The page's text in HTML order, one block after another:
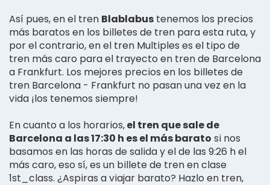
Así pues, en el tren Blablabus tenemos los precios
más baratos en los billetes de tren para esta ruta, y
por el contrario, en el tren Multiples es el tipo de
tren más caro para el trayecto en tren de Barcelona
a Frankfurt. Los mejores precios en los billetes de
tren Barcelona - Frankfurt no pasan una vez en la
vida ¡los tenemos siempre!
En cuanto a los horarios,el tren que sale de
Barcelona a las 17:30 h es el más barato si nos
basamos en las horas de salida y el de las 9:26 h el
más caro, eso sí, es un billete de tren en clase
1st_class. ¿Aspiras a viajar barato? Hazlo en tren,